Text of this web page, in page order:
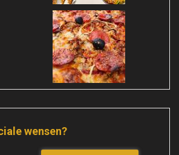
wensen?